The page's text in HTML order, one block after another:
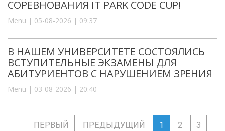
СОРЕВНОВАНИЯ IT PARK CODE CUP!
Menu | 05-08-2026 | 09:37
В НАШЕМ УНИВЕРСИТЕТЕ СОСТОЯЛИСЬ
ВСТУПИТЕЛЬНЫЕ ЭКЗАМЕНЫ ДЛЯ
АБИТУРИЕНТОВ С НАРУШЕНИЕМ ЗРЕНИЯ
Menu | 03-08-2026 | 20:40
ПЕРВЫЙ ПРЕДЫДУЩИЙ 1 2 3